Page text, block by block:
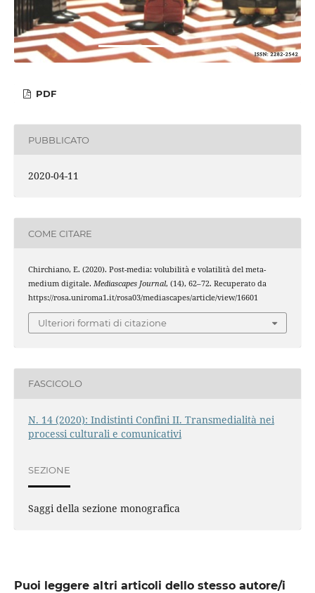
PDF
PUBBLICATO
2020-04-11
COME CITARE
Chirchiano, E. (2020). Post-media: volubilità e volatilità del meta-
medium digitale. Mediascapes Journal, (14), 62–72. Recuperato da
https://rosa.uniroma1.it/rosa03/mediascapes/article/view/16601
Ulteriori formati di citazione
FASCICOLO
N. 14 (2020): Indistinti Confini II. Transmedialità nei
processi culturali e comunicativi
SEZIONE
Saggi della sezione monografica
Puoi leggere altri articoli dello stesso autore/i